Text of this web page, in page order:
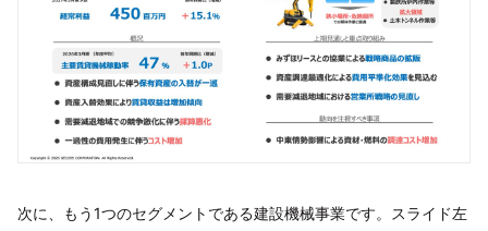
次に、もう1つのセグメントである建設機械事業です。スライド左